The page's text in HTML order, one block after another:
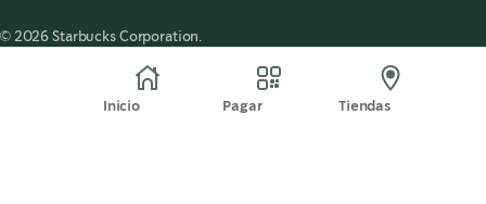
© 2026 Starbucks Corporation.
Inicio Pagar Tiendas